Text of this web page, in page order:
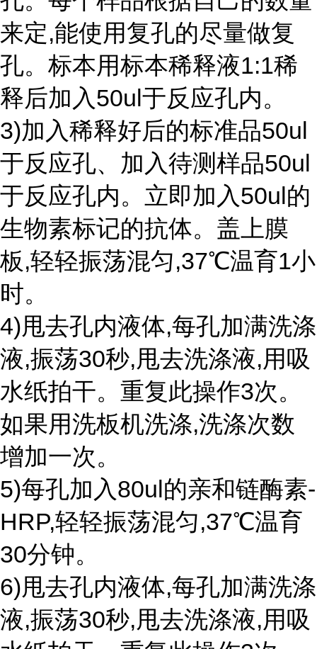
来定,能使用复孔的尽量做复
孔。标本用标本稀释液1:1稀
释后加入50ul于反应孔内。
3)加入稀释好后的标准品50ul
于反应孔、加入待测样品50ul
于反应孔内。立即加入50ul的
生物素标记的抗体。盖上膜
板,轻轻振荡混匀,37℃温育1小
时。
4)甩去孔内液体,每孔加满洗涤
液,振荡30秒,甩去洗涤液,用吸
水纸拍干。重复此操作3次。
如果用洗板机洗涤,洗涤次数
增加一次。
5)每孔加入80ul的亲和链酶素-
HRP,轻轻振荡混匀,37℃温育
30分钟。
6)甩去孔内液体,每孔加满洗涤
液,振荡30秒,甩去洗涤液,用吸